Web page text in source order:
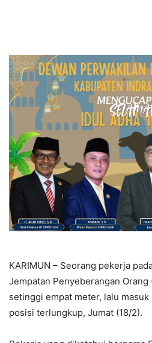
KARIMUN – Seorang pekerja
Jempatan Penyeberangan
setinggi empat meter, lalu
posisi terlungkup, Jumat (18/2).